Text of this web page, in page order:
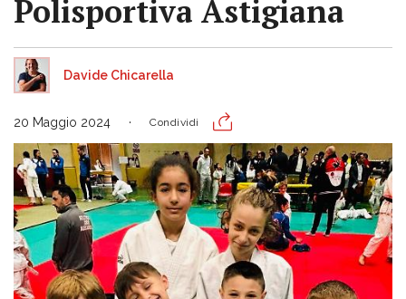
Polisportiva Astigiana
Davide Chicarella
20 Maggio 2024 Condividi